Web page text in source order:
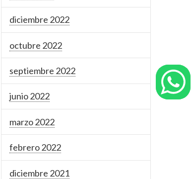
diciembre 2022
octubre 2022
septiembre 2022
junio 2022
marzo 2022
febrero 2022
diciembre 2021